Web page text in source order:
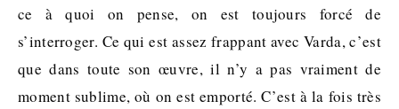
ce à quoi on pense, on est toujours forcé de
s’interroger. Ce qui est assez frappant avec Varda, c’est
que dans toute son œuvre, il n’y a pas vraiment de
moment sublime, où on est emporté. C’est à la fois très